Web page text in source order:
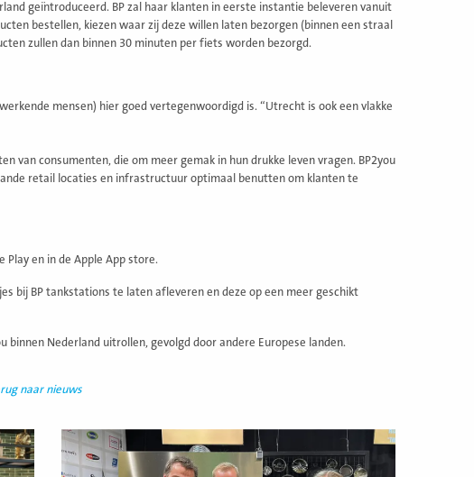
geïntroduceerd. BP zal haar klanten in eerste instantie beleveren vanuit
bestellen, kiezen waar zij deze willen laten bezorgen (binnen een straal
zullen dan binnen 30 minuten per fiets worden bezorgd.
mensen) hier goed vertegenwoordigd is. “Utrecht is ook een vlakke
van consumenten, die om meer gemak in hun drukke leven vragen. BP2you
retail locaties en infrastructuur optimaal benutten om klanten te
Play en in de Apple App store.
bij BP tankstations te laten afleveren en deze op een meer geschikt
binnen Nederland uitrollen, gevolgd door andere Europese landen.
naar nieuws
Lees
meer